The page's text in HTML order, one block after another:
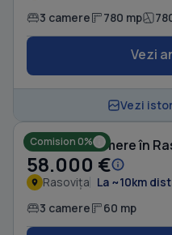
3 camere 780 mp
Vezi
Vezi
Comision 0%
Casă cu 3 camere în
58.000 €
Rasovița La ~10km
3 camere 60 mp